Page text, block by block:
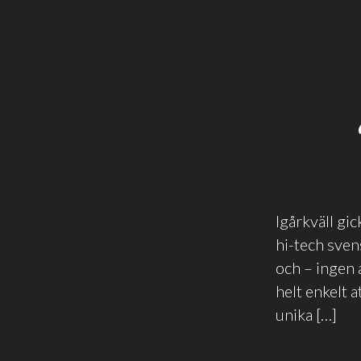
Igårkväll
hi-tech
och – ingen
helt enkelt
unika […]